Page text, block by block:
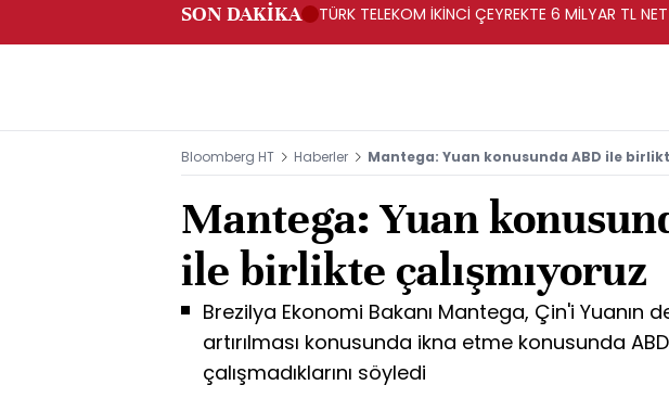
SON DAKİKA TÜRK TELEKOM İKİNCİ ÇEYREKTE 6 MİLYAR TL
Bloomberg HT Haberler Mantega: Yuan konusunda ABD ile
Mantega: Yuan
ile birlikte çalışmıyoruz
Brezilya Ekonomi Bakanı Mantega, Çin'i Yuanın
artırılması konusunda ikna etme konusunda
çalışmadıklarını söyledi